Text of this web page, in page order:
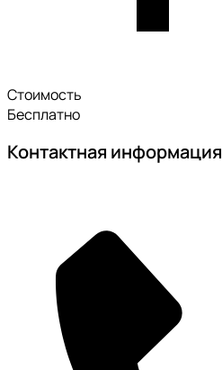
Стоимость
Бесплатно
Контактная информация